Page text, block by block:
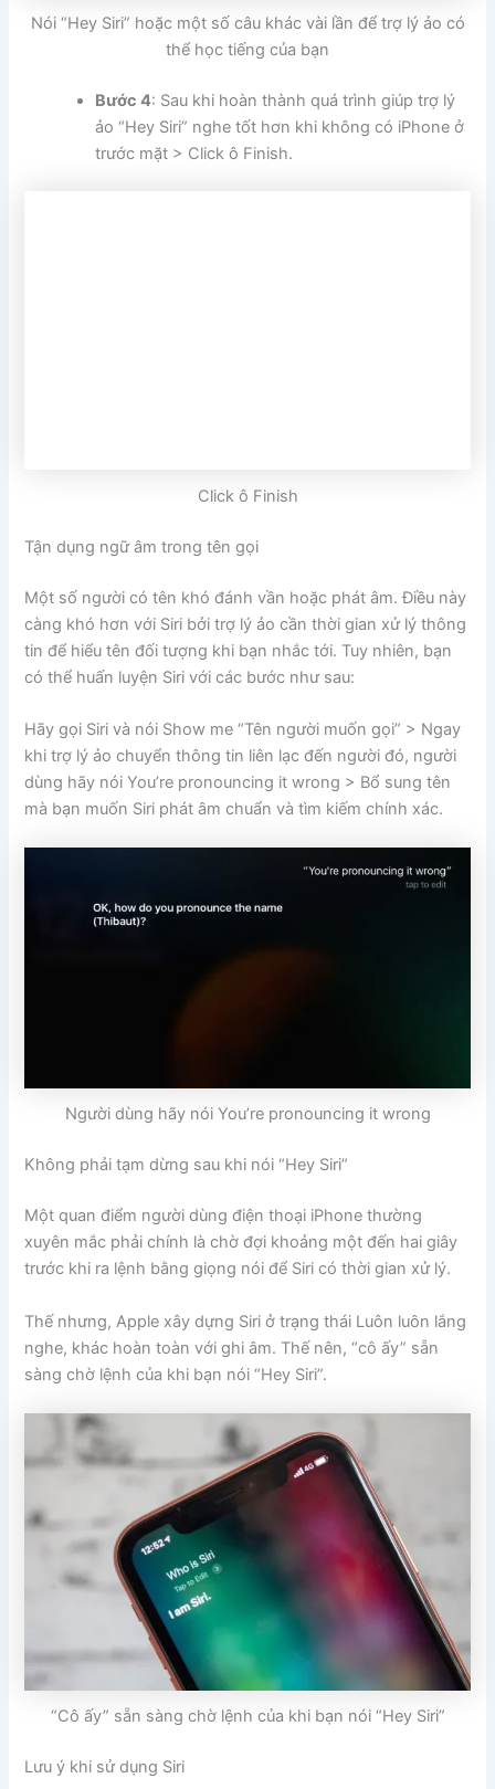
Nói “Hey Siri” hoặc một số câu khác vài lần để trợ lý ảo có
thể học tiếng của bạn
Bước 4: Sau khi hoàn thành quá trình giúp trợ lý
ảo “Hey Siri” nghe tốt hơn khi không có iPhone ở
trước mặt > Click ô Finish.
Click ô Finish
Tận dụng ngữ âm trong tên gọi
Một số người có tên khó đánh vần hoặc phát âm. Điều này
càng khó hơn với Siri bởi trợ lý ảo cần thời gian xử lý thông
tin để hiểu tên đối tượng khi bạn nhắc tới. Tuy nhiên, bạn
có thể huấn luyện Siri với các bước như sau:
Hãy gọi Siri và nói Show me “Tên người muốn gọi” > Ngay
khi trợ lý ảo chuyển thông tin liên lạc đến người đó, người
dùng hãy nói You’re pronouncing it wrong > Bổ sung tên
mà bạn muốn Siri phát âm chuẩn và tìm kiếm chính xác.
Người dùng hãy nói You’re pronouncing it wrong
Không phải tạm dừng sau khi nói “Hey Siri”
Một quan điểm người dùng điện thoại iPhone thường
xuyên mắc phải chính là chờ đợi khoảng một đến hai giây
trước khi ra lệnh bằng giọng nói để Siri có thời gian xử lý.
Thế nhưng, Apple xây dựng Siri ở trạng thái Luôn luôn lắng
nghe, khác hoàn toàn với ghi âm. Thế nên, “cô ấy” sẵn
sàng chờ lệnh của khi bạn nói “Hey Siri”.
“Cô ấy” sẵn sàng chờ lệnh của khi bạn nói “Hey Siri”
Lưu ý khi sử dụng Siri